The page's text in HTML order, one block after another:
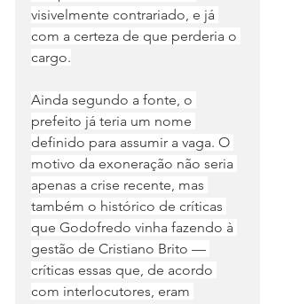
visivelmente contrariado, e já
com a certeza de que perderia o
cargo.
Ainda segundo a fonte, o
prefeito já teria um nome
definido para assumir a vaga. O
motivo da exoneração não seria
apenas a crise recente, mas
também o histórico de críticas
que Godofredo vinha fazendo à
gestão de Cristiano Brito —
críticas essas que, de acordo
com interlocutores, eram